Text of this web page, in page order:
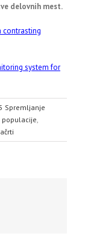
delovnih mest.
contrasting
system for
Spremljanje
populacije